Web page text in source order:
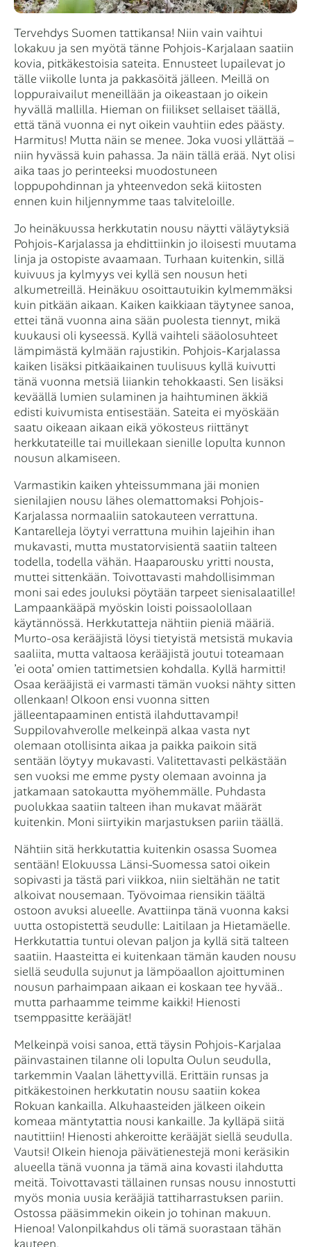
Tervehdys Suomen tattikansa! Niin vain vaihtui
lokakuu ja sen myötä tänne Pohjois-Karjalaan saatiin
kovia, pitkäkestoisia sateita. Ennusteet lupailevat jo
tälle viikolle lunta ja pakkasöitä jälleen. Meillä on
loppuraivailut meneillään ja oikeastaan jo oikein
hyvällä mallilla. Hieman on fiilikset sellaiset täällä,
että tänä vuonna ei nyt oikein vauhtiin edes päästy.
Harmitus! Mutta näin se menee. Joka vuosi yllättää –
niin hyvässä kuin pahassa. Ja näin tällä erää. Nyt olisi
aika taas jo perinteeksi muodostuneen
loppupohdinnan ja yhteenvedon sekä kiitosten
ennen kuin hiljennymme taas talviteloille.
Jo heinäkuussa herkkutatin nousu näytti väläytyksiä
Pohjois-Karjalassa ja ehdittiinkin jo iloisesti muutama
linja ja ostopiste avaamaan. Turhaan kuitenkin, sillä
kuivuus ja kylmyys vei kyllä sen nousun heti
alkumetreillä. Heinäkuu osoittautuikin kylmemmäksi
kuin pitkään aikaan. Kaiken kaikkiaan täytynee sanoa,
ettei tänä vuonna aina sään puolesta tiennyt, mikä
kuukausi oli kyseessä. Kyllä vaihteli sääolosuhteet
lämpimästä kylmään rajustikin. Pohjois-Karjalassa
kaiken lisäksi pitkäaikainen tuulisuus kyllä kuivutti
tänä vuonna metsiä liiankin tehokkaasti. Sen lisäksi
keväällä lumien sulaminen ja haihtuminen äkkiä
edisti kuivumista entisestään. Sateita ei myöskään
saatu oikeaan aikaan eikä yökosteus riittänyt
herkkutateille tai muillekaan sienille lopulta kunnon
nousun alkamiseen.
Varmastikin kaiken yhteissummana jäi monien
sienilajien nousu lähes olemattomaksi Pohjois-
Karjalassa normaaliin satokauteen verrattuna.
Kantarelleja löytyi verrattuna muihin lajeihin ihan
mukavasti, mutta mustatorvisientä saatiin talteen
todella, todella vähän. Haaparousku yritti nousta,
muttei sittenkään. Toivottavasti mahdollisimman
moni sai edes jouluksi pöytään tarpeet sienisalaatille!
Lampaankääpä myöskin loisti poissaolollaan
käytännössä. Herkkutatteja nähtiin pieniä määriä.
Murto-osa kerääjistä löysi tietyistä metsistä mukavia
saaliita, mutta valtaosa kerääjistä joutui toteamaan
’ei oota’ omien tattimetsien kohdalla. Kyllä harmitti!
Osaa kerääjistä ei varmasti tämän vuoksi nähty sitten
ollenkaan! Olkoon ensi vuonna sitten
jälleentapaaminen entistä ilahduttavampi!
Suppilovahverolle melkeinpä alkaa vasta nyt
olemaan otollisinta aikaa ja paikka paikoin sitä
sentään löytyy mukavasti. Valitettavasti pelkästään
sen vuoksi me emme pysty olemaan avoinna ja
jatkamaan satokautta myöhemmälle. Puhdasta
puolukkaa saatiin talteen ihan mukavat määrät
kuitenkin. Moni siirtyikin marjastuksen pariin täällä.
Nähtiin sitä herkkutattia kuitenkin osassa Suomea
sentään! Elokuussa Länsi-Suomessa satoi oikein
sopivasti ja tästä pari viikkoa, niin sieltähän ne tatit
alkoivat nousemaan. Työvoimaa riensikin täältä
ostoon avuksi alueelle. Avattiinpa tänä vuonna kaksi
uutta ostopistettä seudulle: Laitilaan ja Hietamäelle.
Herkkutattia tuntui olevan paljon ja kyllä sitä talteen
saatiin. Haasteitta ei kuitenkaan tämän kauden nousu
siellä seudulla sujunut ja lämpöaallon ajoittuminen
nousun parhaimpaan aikaan ei koskaan tee hyvää..
mutta parhaamme teimme kaikki! Hienosti
tsemppasitte kerääjät!
Melkeinpä voisi sanoa, että täysin Pohjois-Karjalaa
päinvastainen tilanne oli lopulta Oulun seudulla,
tarkemmin Vaalan lähettyvillä. Erittäin runsas ja
pitkäkestoinen herkkutatin nousu saatiin kokea
Rokuan kankailla. Alkuhaasteiden jälkeen oikein
komeaa mäntytattia nousi kankaille. Ja kylläpä siitä
nautittiin! Hienosti ahkeroitte kerääjät siellä seudulla.
Vautsi! OIkein hienoja päivätienestejä moni keräsikin
alueella tänä vuonna ja tämä aina kovasti ilahdutta
meitä. Toivottavasti tällainen runsas nousu innostutti
myös monia uusia kerääjiä tattiharrastuksen pariin.
Ostossa pääsimmekin oikein jo tohinan makuun.
Hienoa! Valonpilkahdus oli tämä suorastaan tähän
kauteen.